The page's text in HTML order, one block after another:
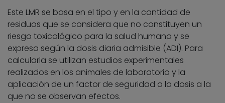
Este LMR se basa en el tipo y en la cantidad de
residuos que se considera que no constituyen un
riesgo toxicológico para la salud humana y se
expresa según la dosis diaria admisible (ADI). Para
calcularla se utilizan estudios experimentales
realizados en los animales de laboratorio y la
aplicación de un factor de seguridad a la dosis a la
que no se observan efectos.